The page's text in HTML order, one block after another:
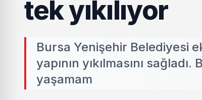
tek yıkılıyor
Bursa Yenişehir Belediyesi
yapının yıkılmasını
yaşamam